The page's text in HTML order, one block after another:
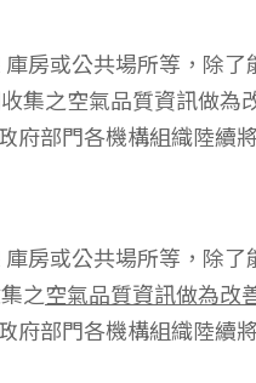
房或公共場所等，除
集之空氣品質資訊做為
府部門各機構組織陸續
房或公共場所等，除
之空氣品質資訊做為改
府部門各機構組織陸續